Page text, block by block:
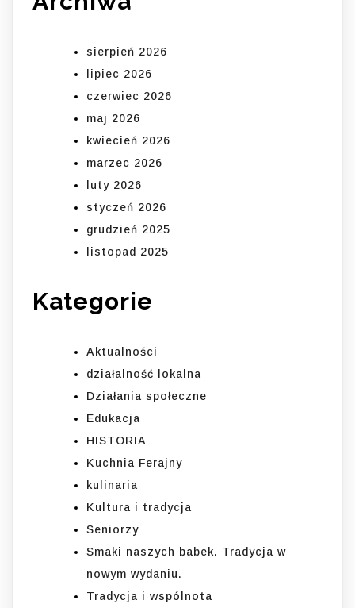
sierpień 2026
lipiec 2026
czerwiec 2026
maj 2026
kwiecień 2026
marzec 2026
luty 2026
styczeń 2026
grudzień 2025
listopad 2025
Kategorie
Aktualności
działalność lokalna
Działania społeczne
Edukacja
HISTORIA
Kuchnia Ferajny
kulinaria
Kultura i tradycja
Seniorzy
Smaki naszych babek. Tradycja w
nowym wydaniu.
Tradycja i wspólnota